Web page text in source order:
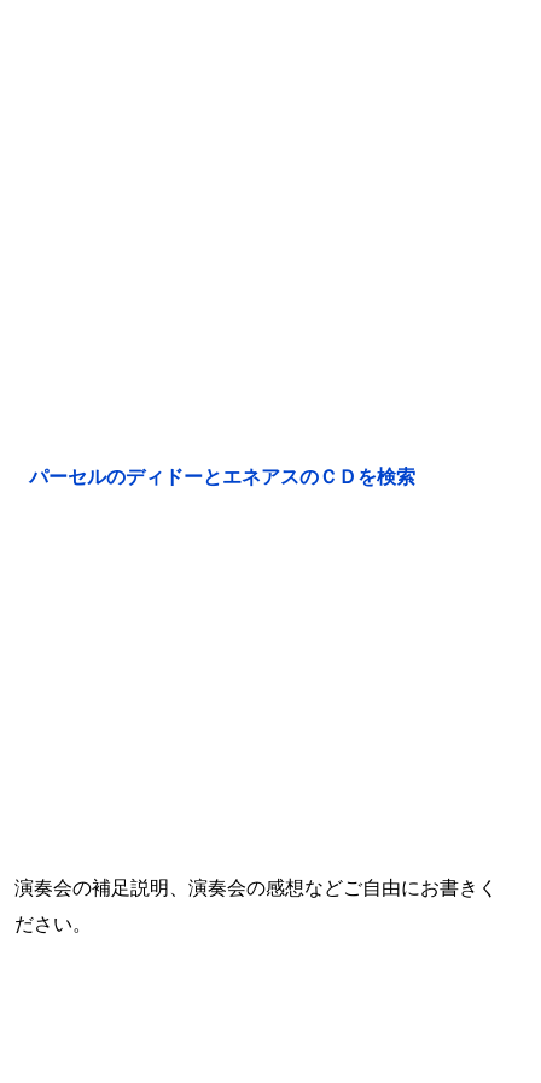
パーセルのディドーとエネアスのＣＤを検索
演奏会の補足説明、演奏会の感想などご自由にお書きく
ださい。